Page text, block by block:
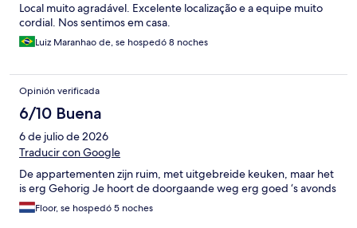
Local muito agradável. Excelente localização e a equipe muito
cordial. Nos sentimos em casa.
Luiz Maranhao de, se hospedó 8 noches
Opinión verificada
6/10 Buena
6 de julio de 2026
Traducir con Google
De appartementen zijn ruim, met uitgebreide keuken, maar het
is erg Gehorig Je hoort de doorgaande weg erg goed ‘s avonds
Floor, se hospedó 5 noches